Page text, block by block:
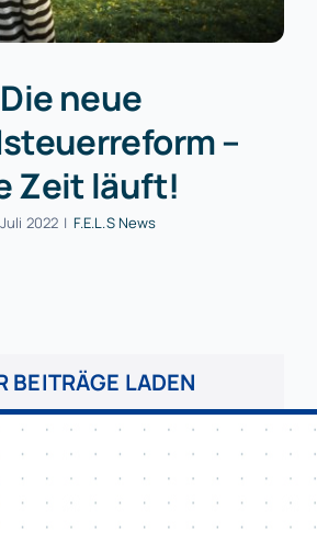
Die neue
–
Zeit läuft!
2022 | F.E.L.S News
BEITRÄGE LADEN